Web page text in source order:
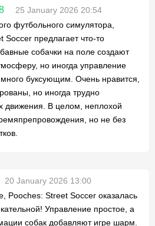
25 January 2026 20:54
футбольного симулятора,
Soccer предлагает что-то
собачки на поле создают
но иногда управление
буксующим. Очень нравится,
но иногда трудно
движения. В целом, неплохой
но не без
20 January 2026 13:00
Pooches: Street Soccer оказалась
Управление простое, а
собак добавляют игре шарм.